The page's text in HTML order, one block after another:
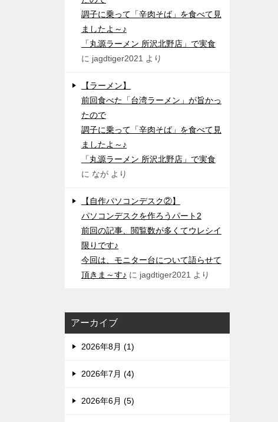
調子に乗って「辛肉そば」を食べて見
ましたよ～♪
「丸源ラーメン 所沢北野店」で実食
に jagdtiger2021 より
【ラーメン】
前回食べた「台湾ラーメン」が旨かっ
たので
調子に乗って「辛肉そば」を食べて見
ましたよ～♪
「丸源ラーメン 所沢北野店」で実食
に なが より
【自作パソコンデスク②】
パソコンデスクを作ろうパート2
前回の記事、閲覧数が多くてウレシイ
限りです♪
今回は、モニター台について語らせて
頂きま～す♪ に jagdtiger2021 より
アーカイブ
2026年8月 (1)
2026年7月 (4)
2026年6月 (5)